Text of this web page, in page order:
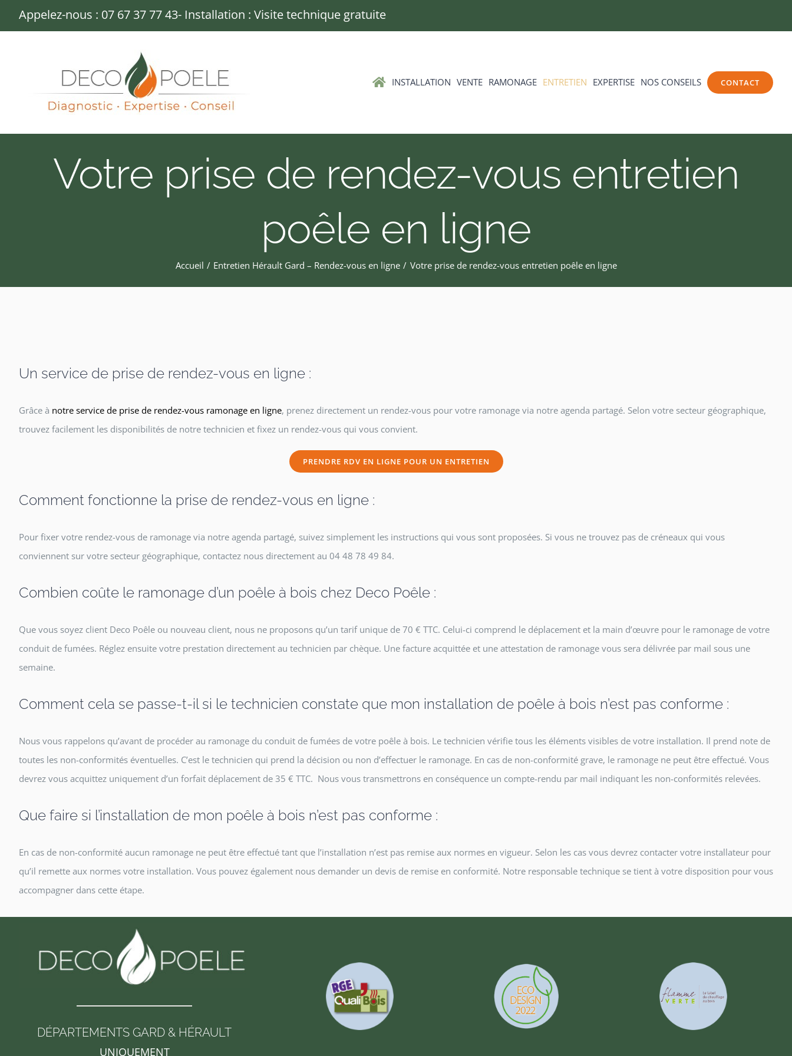
PasserAppelez-nous : 07 67 37 77 43- Installation : Visite technique gratuite
INSTALLATION VENTE RAMONAGE ENTRETIEN EXPERTISE NOS CONSEILS CONTACT
Votre prise de rendez-vous entretien
poêle en ligne
Accueil Entretien Hérault Gard – Rendez-vous en ligne Votre prise de rendez-vous entretien poêle en ligne
Un service de prise de rendez-vous en ligne :
Grâce à notre service de prise de rendez-vous ramonage en ligne, prenez directement un rendez-vous pour votre ramonage via notre agenda partagé. Selon votre secteur géographique,
trouvez facilement les disponibilités de notre technicien et fixez un rendez-vous qui vous convient.
PRENDRE RDV EN LIGNE POUR UN ENTRETIEN
Comment fonctionne la prise de rendez-vous en ligne :
Pour fixer votre rendez-vous de ramonage via notre agenda partagé, suivez simplement les instructions qui vous sont proposées. Si vous ne trouvez pas de créneaux qui vous
conviennent sur votre secteur géographique, contactez nous directement au 04 48 78 49 84.
Combien coûte le ramonage d’un poêle à bois chez Deco Poêle :
Que vous soyez client Deco Poêle ou nouveau client, nous ne proposons qu’un tarif unique de 70 € TTC. Celui-ci comprend le déplacement et la main d’œuvre pour le ramonage de votre
conduit de fumées. Réglez ensuite votre prestation directement au technicien par chèque. Une facture acquittée et une attestation de ramonage vous sera délivrée par mail sous une
semaine.
Comment cela se passe-t-il si le technicien constate que mon installation de poêle à bois n’est pas conforme :
Nous vous rappelons qu’avant de procéder au ramonage du conduit de fumées de votre poêle à bois. Le technicien vérifie tous les éléments visibles de votre installation. Il prend note de
toutes les non-conformités éventuelles. C’est le technicien qui prend la décision ou non d’effectuer le ramonage. En cas de non-conformité grave, le ramonage ne peut être effectué. Vous
devrez vous acquittez uniquement d’un forfait déplacement de 35 € TTC. Nous vous transmettrons en conséquence un compte-rendu par mail indiquant les non-conformités relevées.
Que faire si l’installation de mon poêle à bois n’est pas conforme :
En cas de non-conformité aucun ramonage ne peut être effectué tant que l’installation n’est pas remise aux normes en vigueur. Selon les cas vous devrez contacter votre installateur pour
qu’il remette aux normes votre installation. Vous pouvez également nous demander un devis de remise en conformité. Notre responsable technique se tient à votre disposition pour vous
accompagner dans cette étape.
DÉPARTEMENTS GARD & HÉRAULT
UNIQUEMENT